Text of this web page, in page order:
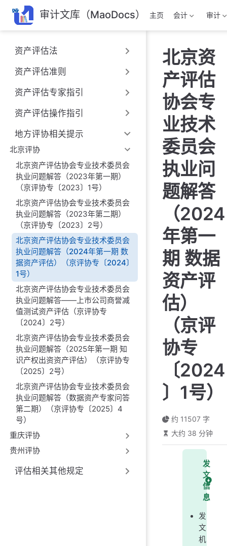
跳
至
主
內
容
审计文库（MaoDocs） 主页 会计 审计
资产评估法
资产评估准则
资产评估专家指引
资产评估操作指引
地方评协相关提示
北京评协
北京资产评估协会专业技术委员会
执业问题解答（2023年第一期）
（京评协专〔2023〕1号）
北京资产评估协会专业技术委员会
执业问题解答（2023年第二期）
（京评协专〔2023〕2号）
北京资产评估协会专业技术委员会
执业问题解答（2024年第一期 数
据资产评估）（京评协专〔2024〕
1号）
北京资产评估协会专业技术委员会
执业问题解答——上市公司商誉减
值测试资产评估（京评协专
〔2024〕2号）
北京资产评估协会专业技术委员会
执业问题解答（2025年第一期 知
识产权出资资产评估）（京评协专
〔2025〕2号）
北京资产评估协会专业技术委员会
执业问题解答（数据资产专家问答
第二期）（京评协专〔2025〕4
号）
重庆评协
贵州评协
评估相关其他规定
北京资
产评估
协会专
业技术
委员会
执业问
题解答
（2024
年第一
期 数据
资产评
估）
（京评
协专
〔2024
〕1号）
约 11507 字
大约 38 分钟
发
文
信
息
发
文
机